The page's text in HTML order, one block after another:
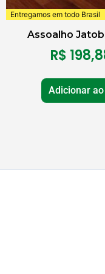
Entregamos em todo Brasil
Assoalho
R$
Adicionar